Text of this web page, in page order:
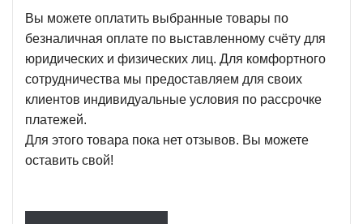
Вы можете оплатить выбранные товары по
безналичная оплате по выставленному счёту для
юридических и физических лиц. Для комфортного
сотрудничества мы предоставляем для своих
клиентов индивидуальные условия по рассрочке
платежей.
Для этого товара пока нет отзывов. Вы можете
оставить свой!